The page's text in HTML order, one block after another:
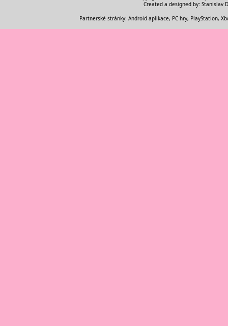
Created a designed by: Stanislav
Partnerské stránky: Android aplikace, PC hry, PlayStation,